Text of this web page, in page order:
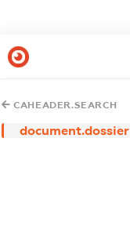
CAHEADER.SEARCH
document.dossier